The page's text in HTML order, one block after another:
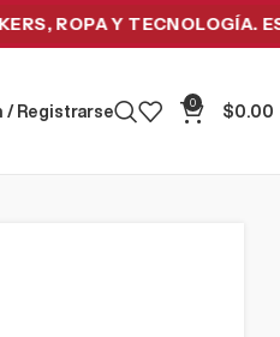
Y TECNOLOGÍA.
/ Registrarse
0
$0.00